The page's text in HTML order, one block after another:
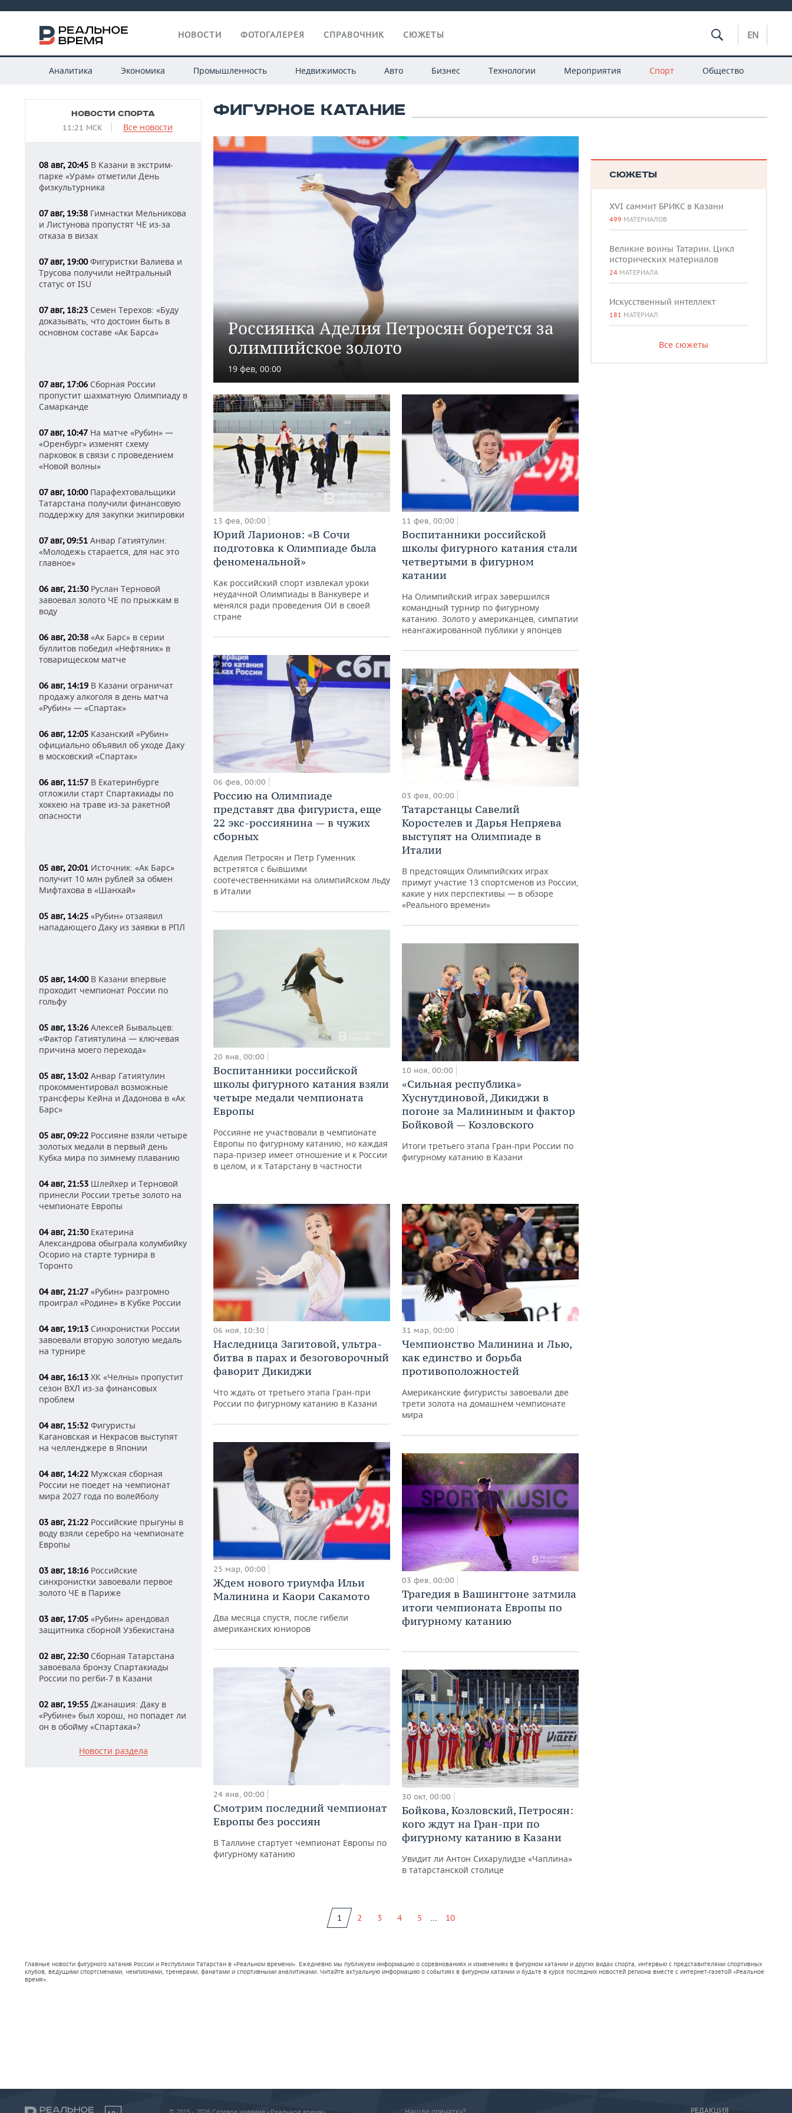
НОВОСТИ ФОТОГАЛЕРЕЯ СПРАВОЧНИК СЮЖЕТЫ EN
Аналитика Экономика Промышленность Недвижимость Авто Бизнес Технологии Мероприятия Спорт Общество
НОВОСТИ СПОРТА
11:21 МСК Все новости
08 авг, 20:45 В Казани в экстрим-
парке «Урам» отметили День
физкультурника
07 авг, 19:38 Гимнастки Мельникова
и Листунова пропустят ЧЕ из-за
отказа в визах
07 авг, 19:00Фигуристки Валиева и
Трусова получили нейтральный
статус от ISU
07 авг, 18:23 Семен Терехов: «Буду
доказывать, что достоин быть в
основном составе «Ак Барса»
07 авг, 17:06 Сборная России
пропустит шахматную Олимпиаду в
Самарканде
07 авг, 10:47 На матче «Рубин» —
«Оренбург» изменят схему
парковок в связи с проведением
«Новой волны»
07 авг, 10:00Парафехтовальщики
Татарстана получили финансовую
поддержку для закупки экипировки
07 авг, 09:51 Анвар Гатиятулин:
«Молодежь старается, для нас это
главное»
06 авг, 21:30Руслан Терновой
завоевал золото ЧЕ по прыжкам в
воду
06 авг, 20:38 «Ак Барс» в серии
буллитов победил «Нефтяник» в
товарищеском матче
06 авг, 14:19 В Казани ограничат
продажу алкоголя в день матча
«Рубин» — «Спартак»
06 авг, 12:05 Казанский «Рубин»
официально объявил об уходе Даку
в московский «Спартак»
06 авг, 11:57 В Екатеринбурге
отложили старт Спартакиады по
хоккею на траве из-за ракетной
опасности
05 авг, 20:01 Источник: «Ак Барс»
получит 10 млн рублей за обмен
Мифтахова в «Шанхай»
05 авг, 14:25 «Рубин» отзаявил
нападающего Даку из заявки в РПЛ
05 авг, 14:00В Казани впервые
проходит чемпионат России по
гольфу
05 авг, 13:26 Алексей Бывальцев:
«Фактор Гатиятулина — ключевая
причина моего перехода»
05 авг, 13:02 Анвар Гатиятулин
прокомментировал возможные
трансферы Кейна и Дадонова в «Ак
Барс»
05 авг, 09:22 Россияне взяли четыре
золотых медали в первый день
Кубка мира по зимнему плаванию
04 авг, 21:53 Шлейхер и Терновой
принесли России третье золото на
чемпионате Европы
04 авг, 21:30Екатерина
Александрова обыграла колумбийку
Осорио на старте турнира в
Торонто
04 авг, 21:27 «Рубин» разгромно
проиграл «Родине» в Кубке России
04 авг, 19:13 Синхронистки России
завоевали вторую золотую медаль
на турнире
04 авг, 16:13 ХК «Челны» пропустит
сезон ВХЛ из-за финансовых
проблем
04 авг, 15:32 Фигуристы
Кагановская и Некрасов выступят
на челленджере в Японии
04 авг, 14:22 Мужская сборная
России не поедет на чемпионат
мира 2027 года по волейболу
03 авг, 21:22 Российские прыгуны в
воду взяли серебро на чемпионате
Европы
03 авг, 18:16 Российские
синхронистки завоевали первое
золото ЧЕ в Париже
03 авг, 17:05 «Рубин» арендовал
защитника сборной Узбекистана
02 авг, 22:30Сборная Татарстана
завоевала бронзу Спартакиады
России по регби-7 в Казани
02 авг, 19:55 Джанашия: Даку в
«Рубине» был хорош, но попадет ли
он в обойму «Спартака»?
Новости раздела
ФИГУРНОЕ КАТАНИЕ
Россиянка Аделия Петросян борется за
олимпийское золото
19 фев, 00:00
13 фев, 00:00
Юрий Ларионов: «В Сочи
подготовка к Олимпиаде была
феноменальной»
Как российский спорт извлекал уроки
неудачной Олимпиады в Ванкувере и
менялся ради проведения ОИ в своей
стране
06 фев, 00:00
Россию на Олимпиаде
представят два фигуриста, еще
22 экс-россиянина — в чужих
сборных
Аделия Петросян и Петр Гуменник
встретятся с бывшими
соотечественниками на олимпийском льду
в Италии
20 янв, 00:00
Воспитанники российской
школы фигурного катания взяли
четыре медали чемпионата
Европы
Россияне не участвовали в чемпионате
Европы по фигурному катанию, но каждая
пара-призер имеет отношение и к России
в целом, и к Татарстану в частности
11 фев, 00:00
Воспитанники российской
школы фигурного катания стали
четвертыми в фигурном
катании
На Олимпийский играх завершился
командный турнир по фигурному
катанию. Золото у американцев, симпатии
неангажированной публики у японцев
03 фев, 00:00
Татарстанцы Савелий
Коростелев и Дарья Непряева
выступят на Олимпиаде в
Италии
В предстоящих Олимпийских играх
примут участие 13 спортсменов из России,
какие у них перспективы — в обзоре
«Реального времени»
10 ноя, 00:00
«Сильная республика»
Хуснутдиновой, Дикиджи в
погоне за Малининым и фактор
Бойковой — Козловского
Итоги третьего этапа Гран-при России по
фигурному катанию в Казани
06 ноя, 10:30
Наследница Загитовой, ультра-
битва в парах и безоговорочный
фаворит Дикиджи
Что ждать от третьего этапа Гран-при
России по фигурному катанию в Казани
25 мар, 00:00
Ждем нового триумфа Ильи
Малинина и Каори Сакамото
Два месяца спустя, после гибели
американских юниоров
24 янв, 00:00
Смотрим последний чемпионат
Европы без россиян
В Таллине стартует чемпионат Европы по
фигурному катанию
31 мар, 00:00
Чемпионство Малинина и Лью,
как единство и борьба
противоположностей
Американские фигуристы завоевали две
трети золота на домашнем чемпионате
мира
03 фев, 00:00
Трагедия в Вашингтоне затмила
итоги чемпионата Европы по
фигурному катанию
30 окт, 00:00
Бойкова, Козловский, Петросян:
кого ждут на Гран-при по
фигурному катанию в Казани
Увидит ли Антон Сихарулидзе «Чаплина»
в татарстанской столице
СЮЖЕТЫ
XVI саммит БРИКС в Казани
499 МАТЕРИАЛОВ
Великие воины Татарии. Цикл
исторических материалов
24 МАТЕРИАЛА
Искусственный интеллект
181 МАТЕРИАЛ
Все сюжеты
1 2 3 4 5 10
Главные новости фигурного катания России и Республики Татарстан в «Реальном времени». Ежедневно мы публикуем информацию о соревнованиях и изменениях в фигурном катании и других видах спорта, интервью с представителями спортивных
клубов, ведущими спортсменами, чемпионами, тренерами, фанатами и спортивными аналитиками. Читайте актуальную информацию о событиях в фигурном катании и будьте в курсе последних новостей региона вместе с интернет-газетой «Реальное
время».
РЕДАКЦИЯ